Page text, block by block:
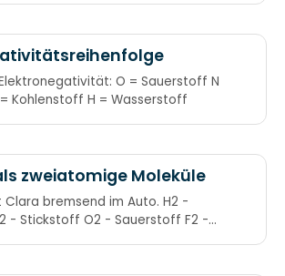
O = Sauerstoff N
Kohlenstoff H = Wasserstoff
zweiatomige Moleküle
Clara bremsend im Auto. H2 -
- Stickstoff O2 - Sauerstoff F2 -